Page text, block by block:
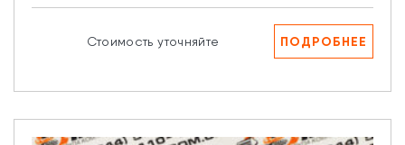
Стоимость уточняйте ПОДРОБНЕЕ